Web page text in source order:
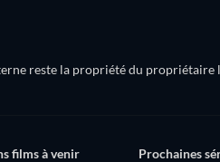
reste la propriété du propriétaire
films à venir Prochaines